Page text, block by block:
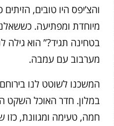
והצ’יפס היו טובים,
מיוחדת ומפתיעה.
בטחינה תגיד?” הוא
מערבוב עם עמבה.
המשכנו לשוטט לנו
במלון. חדר האוכל השקט
חמה, טעימה ומגוונת, כזו